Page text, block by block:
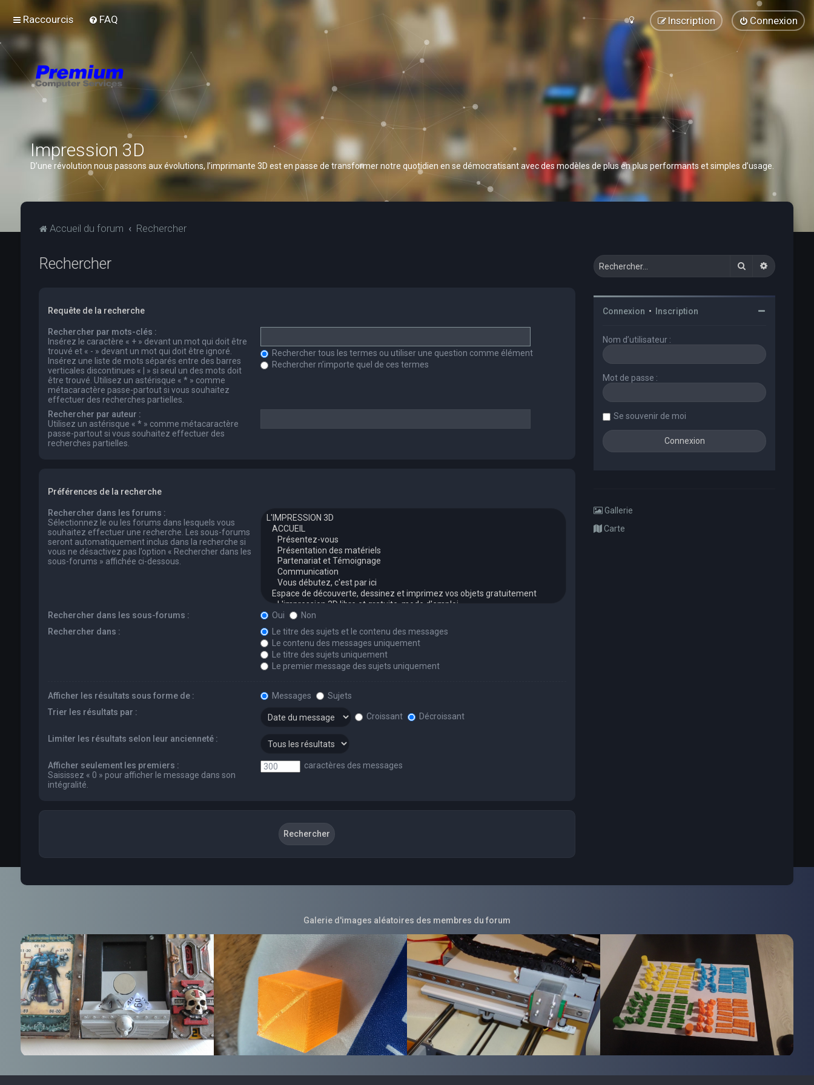
Raccourcis FAQ Connexion
Inscription
Impression 3D
D’une révolution nous passons aux évolutions, l’imprimante 3D est en passe de transformer notre quotidien en se démocratisant avec des modèles de plus en plus performants et simples d’usage.
Accueil du forum Rechercher
Rechercher
Requête de la recherche
Rechercher par mots-clés :
Insérez le caractère « + » devant un mot qui doit être
trouvé et « - » devant un mot qui doit être ignoré.
Insérez une liste de mots séparés entre des barres
verticales discontinues « | » si seul un des mots doit
être trouvé. Utilisez un astérisque « * » comme
métacaractère passe-partout si vous souhaitez
effectuer des recherches partielles.
Rechercher tous les termes ou utiliser une question comme élément
Rechercher n’importe quel de ces termes
Rechercher par auteur :
Utilisez un astérisque « * » comme métacaractère
passe-partout si vous souhaitez effectuer des
recherches partielles.
Préférences de la recherche
Rechercher dans les forums :
Sélectionnez le ou les forums dans lesquels vous
souhaitez effectuer une recherche. Les sous-forums
seront automatiquement inclus dans la recherche si
vous ne désactivez pas l’option « Rechercher dans les
sous-forums » affichée ci-dessous.
Rechercher dans les sous-forums : Oui
Non
Rechercher dans :
Le titre des sujets et le contenu des messages
Le contenu des messages uniquement
Le titre des sujets uniquement
Le premier message des sujets uniquement
Afficher les résultats sous forme de : Messages
Sujets
Trier les résultats par :
Croissant Décroissant
Limiter les résultats selon leur ancienneté :
Afficher seulement les premiers :
Saisissez « 0 » pour afficher le message dans son
intégralité.
caractères des messages
Rechercher
Connexion • Inscription
Nom d’utilisateur :
Mot de passe :
Se souvenir de moi
Gallerie
Carte
Galerie d'images aléatoires des membres du forum